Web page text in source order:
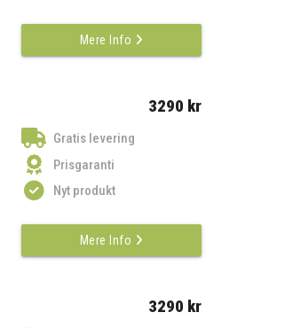
Mere Info
3290 kr
Gratis levering
Prisgaranti
Nyt produkt
Mere Info
3290 kr